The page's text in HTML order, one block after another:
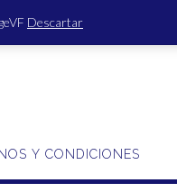
DescartarACCESO | REGISTRO
Y CONDICIONES